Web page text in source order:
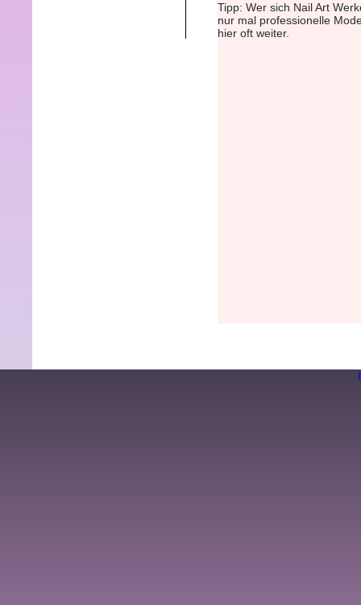
Tipp: Wer sich Nail Art
nur mal professionelle
hier oft weiter.